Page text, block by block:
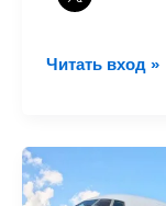
Латинская
более
20
миллион
Читать вход »